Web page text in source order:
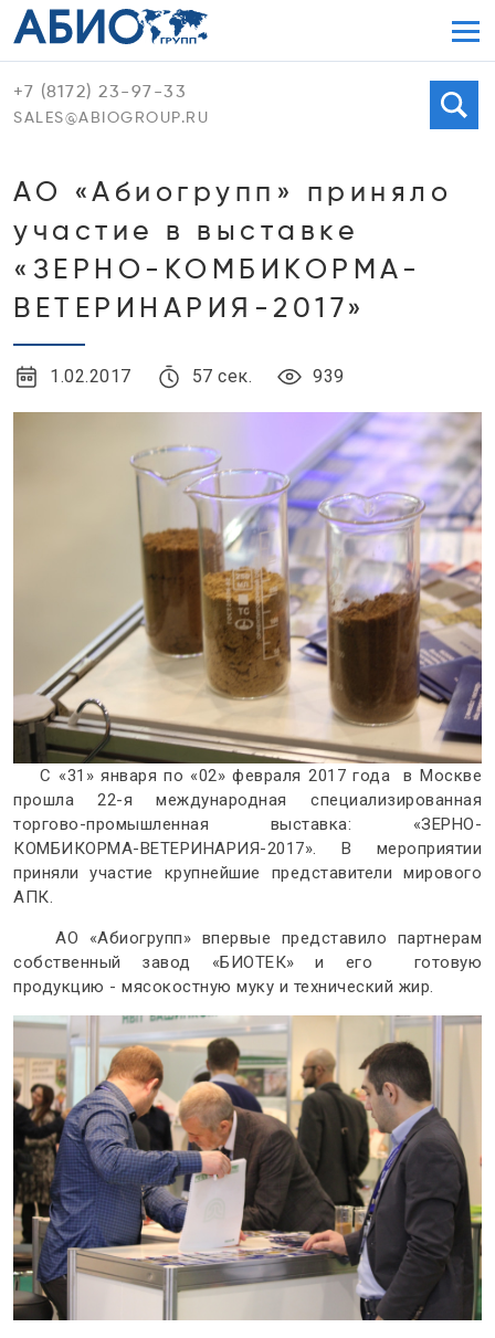
+7 (8172) 23-97-33
SALES@ABIOGROUP.RU
Поиск
АО «Абиогрупп» приняло
участие в выставке
«ЗЕРНО-КОМБИКОРМА-
ВЕТЕРИНАРИЯ-2017»
1.02.2017 57 сек. 939
С «31» января по «02» февраля 2017 года в Москве
прошла 22-я международная специализированная
торгово-промышленная выставка: «ЗЕРНО-
КОМБИКОРМА-ВЕТЕРИНАРИЯ-2017». В мероприятии
приняли участие крупнейшие представители мирового
АПК.
АО «Абиогрупп» впервые представило партнерам
собственный завод «БИОТЕК» и его готовую
продукцию - мясокостную муку и технический жир.